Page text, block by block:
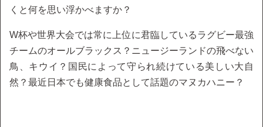
くと何を思い浮かべますか？
W杯や世界大会では常に上位に君臨しているラグビー最強
チームのオールブラックス？ニュージーランドの飛べない
鳥、キウイ？国民によって守られ続けている美しい大自
然？最近日本でも健康食品として話題のマヌカハニー？